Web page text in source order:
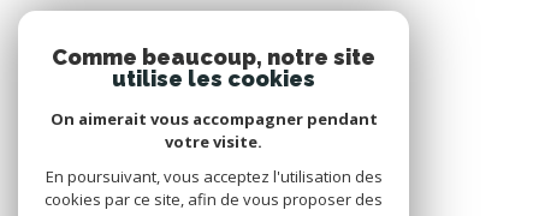
Nous suivre
Comme beaucoup, notre site
utilise les cookies
On aimerait vous accompagner pendant
votre visite.
En poursuivant, vous acceptez l'utilisation des
cookies par ce site, afin de vous proposer des